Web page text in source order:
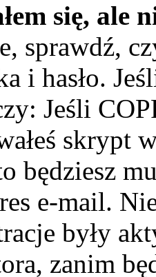
się, ale
sprawdź,
i hasło.
Jeśli
skrypt
będziesz
e-mail.
były
zanim